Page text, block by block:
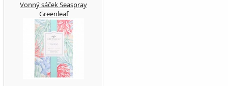
Vonný sáček Seaspray
Greenleaf